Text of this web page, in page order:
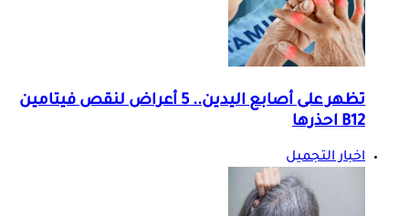
تظهر على أصابع اليدين.. 5 أعراض لنقص فيتامين
B12 احذرها
اخبار التجميل